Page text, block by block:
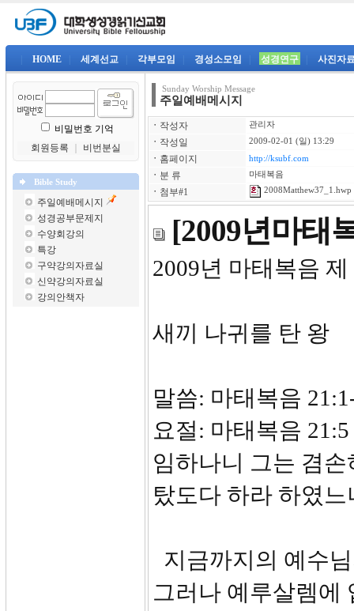
HOME 세계선교 각부모임 경성소모임 성경연구 사진자
비밀번호 기억
회원등록
비번분실
Bible Study
주일예배메시지
성경공부문제지
수양회강의
특강
구약강의자료실
신약강의자료실
강의안책자
Sunday Worship Message
주일예배메시지
ㆍ 작성자 관리자
ㆍ 작성일 2009-02-01 (일) 13:29
ㆍ 홈페이지 http://ksubf.com
ㆍ 분 류 마태복음
ㆍ 첨부#1 2008Matthew37_1.hwp
[2009년마태
2009년 마태복음 제
새끼 나귀를 탄 왕
말씀: 마태복음
요절: 마태복음
임하나니 그는 겸
탔도다 하라 하였느
지금까지의 예수
그러나 예루살렘에